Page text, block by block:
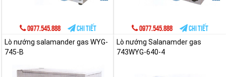
0977.545.888 Chi tiết 0977.545.888
Chi tiết
Lò nướng salamander gas WYG-
745-B
Lò nướng Salanamder gas
743WYG-640-4